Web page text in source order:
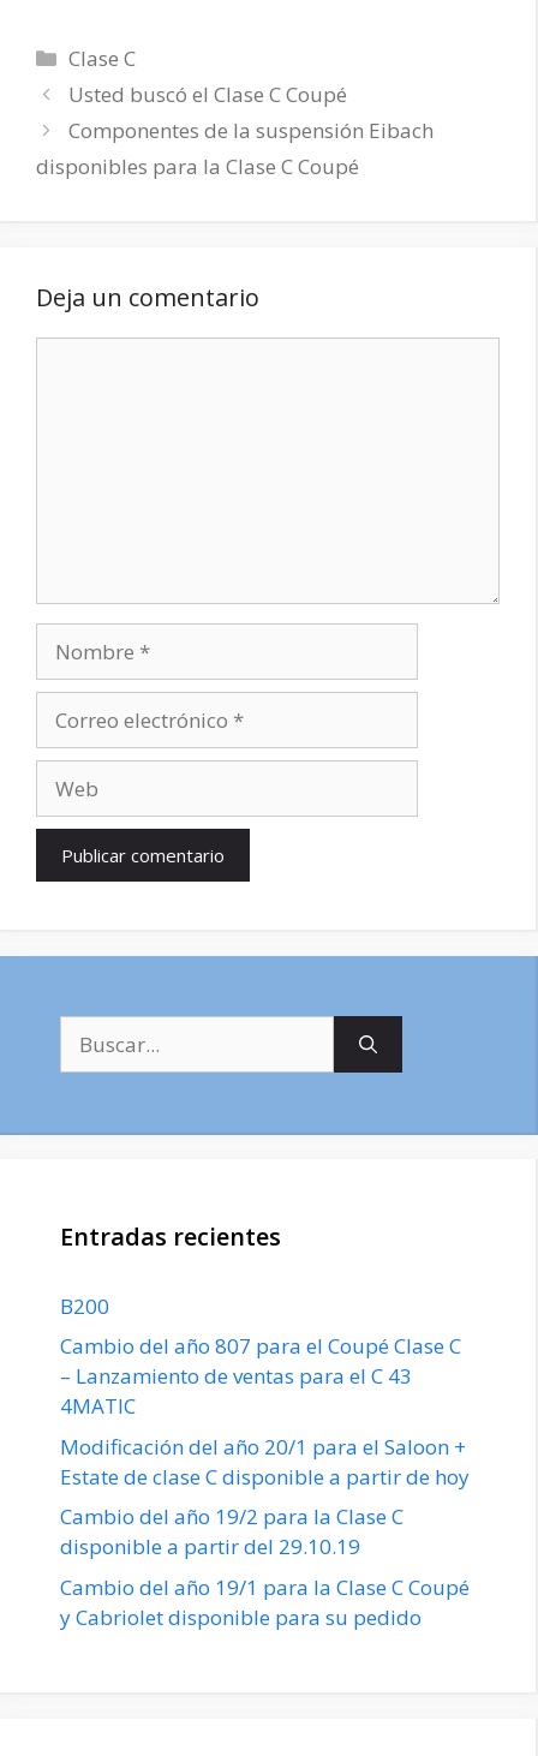
Categorías
Clase C
Usted buscó el Clase C Coupé
Componentes de la suspensión Eibach
disponibles para la Clase C Coupé
Deja un comentario
electrónico
Entradas recientes
B200
Cambio del año 807 para el Coupé Clase C
– Lanzamiento de ventas para el C 43
4MATIC
Modificación del año 20/1 para el Saloon +
Estate de clase C disponible a partir de hoy
Cambio del año 19/2 para la Clase C
disponible a partir del 29.10.19
Cambio del año 19/1 para la Clase C Coupé
y Cabriolet disponible para su pedido